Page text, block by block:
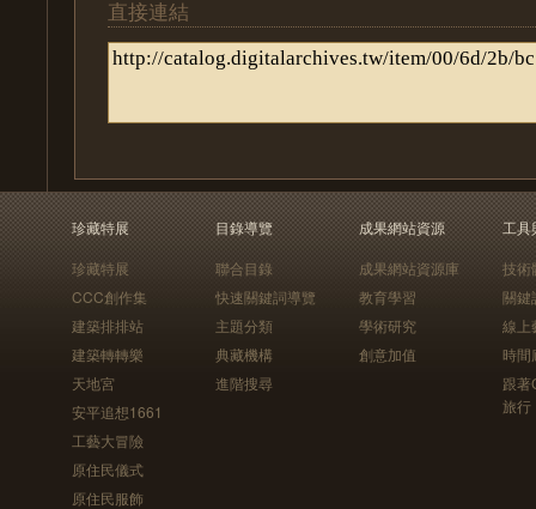
直接連結
珍藏特展
珍藏特展
CCC創作集
建築排排站
建築轉轉樂
天地宮
安平追想1661
工藝大冒險
原住民儀式
原住民服飾
目錄導覽
聯合目錄
快速關鍵詞導覽
主題分類
典藏機構
進階搜尋
成果網站資源
成果網站資源庫
教育學習
學術研究
創意加值
工具
技術
關鍵
線上
時間
跟
旅行